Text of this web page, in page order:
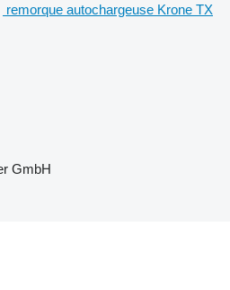
remorque autochargeuse Krone TX
GmbH